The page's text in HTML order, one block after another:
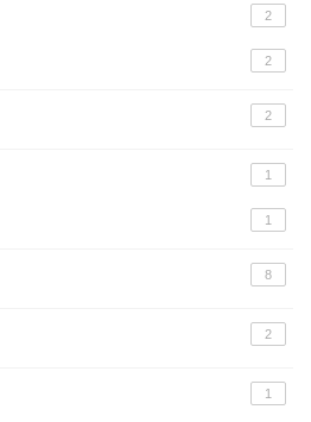
2
2
2
1
1
8
2
1